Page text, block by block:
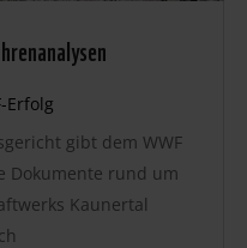
Erfolg
gibt dem WWF
Dokumente rund um
Kaunertal